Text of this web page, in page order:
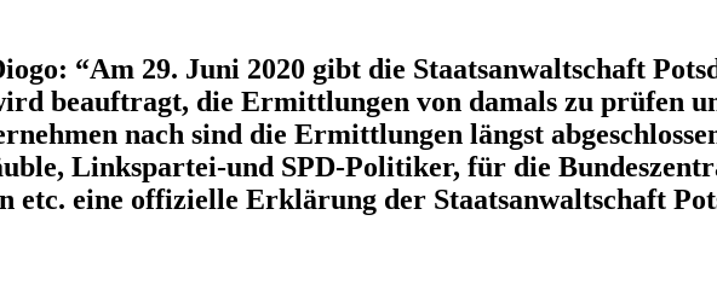
“Am 29. Juni 2020 gibt die Staatsanwaltschaft
beauftragt, die Ermittlungen von damals zu prüfen
nach sind die Ermittlungen längst
Linkspartei-und SPD-Politiker, für die
eine offizielle Erklärung der Staatsanwaltschaft